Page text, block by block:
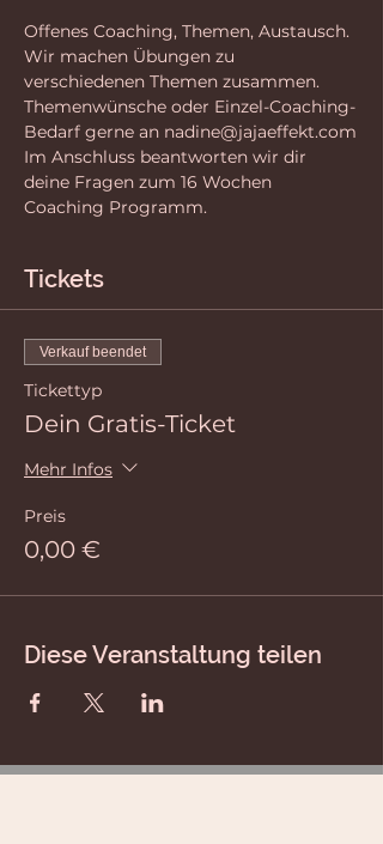
Offenes Coaching, Themen, Austausch.
Wir machen Übungen zu
verschiedenen Themen zusammen.
Themenwünsche oder Einzel-Coaching-
Bedarf gerne an nadine@jajaeffekt.com
Im Anschluss beantworten wir dir
deine Fragen zum 16 Wochen
Coaching Programm.
Tickets
Verkauf beendet
Tickettyp
Dein Gratis-Ticket
Mehr Infos
Preis
0,00 €
Diese Veranstaltung teilen